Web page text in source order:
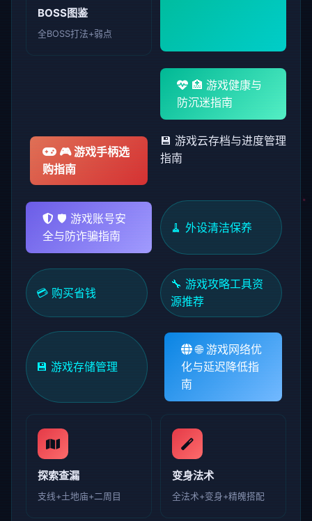
BOSS图鉴
全BOSS打法+弱点
🏥 游戏健康与
防沉迷指南
🎮 游戏手柄选
购指南
💾 游戏云存档与进度管理
指南
🛡️ 游戏账号安
全与防诈骗指南
🧹 外设清洁保养
💳 购买省钱
🔧 游戏攻略工具资
源推荐
💾 游戏存储管理
🌐 游戏网络优
化与延迟降低指
南
探索查漏
支线+土地庙+二周目
变身法术
全法术+变身+精魄搭配